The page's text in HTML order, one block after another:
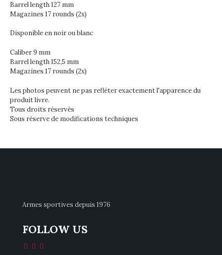
Barrel length 127 mm
Magazines 17 rounds (2x)
Disponible en noir ou blanc
Caliber 9 mm
Barrel length 152,5 mm
Magazines 17 rounds (2x)
Les photos peuvent ne pas refléter exactement l'apparence du
produit livre.
Tous droits réservés
Sous réserve de modifications techniques
Armes sportives depuis 1976
FOLLOW US